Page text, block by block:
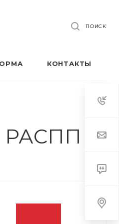
ПОИСК
КОНТАКТЫ
РАСПП